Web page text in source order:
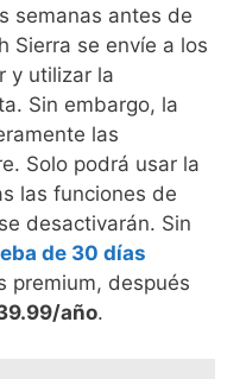
semanas antes de
Sierra se envíe a los
y utilizar la
Sin embargo, la
las
Solo podrá usar la
las funciones de
desactivarán. Sin
de 30 días
premium, después
año.